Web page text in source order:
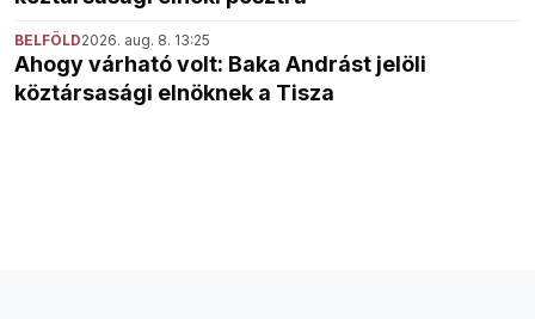
BELFÖLD2026. aug. 8. 13:25
Ahogy várható volt: Baka Andrást jelöli
köztársasági elnöknek a Tisza